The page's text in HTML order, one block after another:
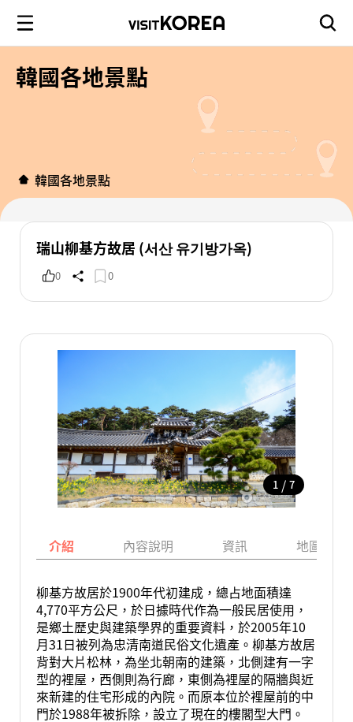
韓國各地景點
韓國各地景點
瑞山柳基方故居 (서산 유기방가옥)
0 0
1 / 7
介紹 內容說明 資訊 地圖
柳基方故居於1900年代初建成，總占地面積達
4,770平方公尺，於日據時代作為一般民居使用，
是鄉土歷史與建築學界的重要資料，於2005年10
月31日被列為忠清南道民俗文化遺產。柳基方故居
背對大片松林，為坐北朝南的建築，北側建有一字
型的裡屋，西側則為行廊，東側為裡屋的隔牆與近
來新建的住宅形成的內院。而原本位於裡屋前的中
門於1988年被拆除，設立了現在的樓閣型大門。